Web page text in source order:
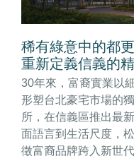
稀有綠意中的都
重新定義信義的
30年來，富裔實業以
形塑台北豪宅市場的
所，在信義區推出最
面語言到生活尺度，
徵富裔品牌跨入新世